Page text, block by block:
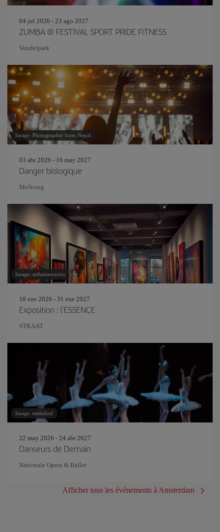
04 jul 2026 - 23 ago 2027
ZUMBA @ FESTIVAL SPORT PRIDE FITNESS
Vondelpark
Image: Photographer from Nepal
03 abr 2026 - 16 may 2027
Danger biologique
Melkweg
Image: mihaitarniceru
18 ene 2026 - 31 ene 2027
Exposition : l’ESSENCE
STRAAT
Image: melnikof
22 may 2026 - 24 abr 2027
Danseurs de Demain
Nationale Opera & Ballet
Afficher tous les événements à Amsterdam